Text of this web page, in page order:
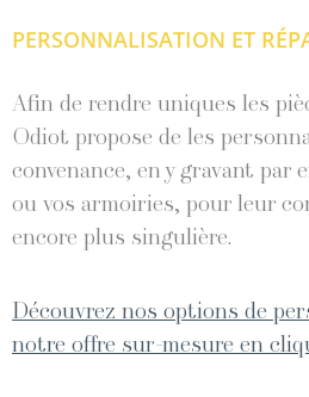
PERSONNALISATION ET
Afin de rendre uniques les
Odiot propose de les
convenance, en y gravant par
ou vos armoiries, pour leur
encore plus singulière.
Découvrez nos options de
notre offre sur-mesure en